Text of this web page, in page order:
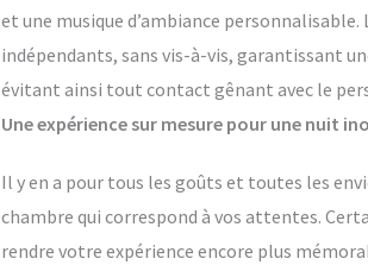
et une musique d’ambiance personnalisable.
indépendants, sans vis-à-vis, garantissant
évitant ainsi tout contact gênant avec le
Une expérience sur mesure pour une nuit
Il y en a pour tous les goûts et toutes les
chambre qui correspond à vos attentes.
rendre votre expérience encore plus